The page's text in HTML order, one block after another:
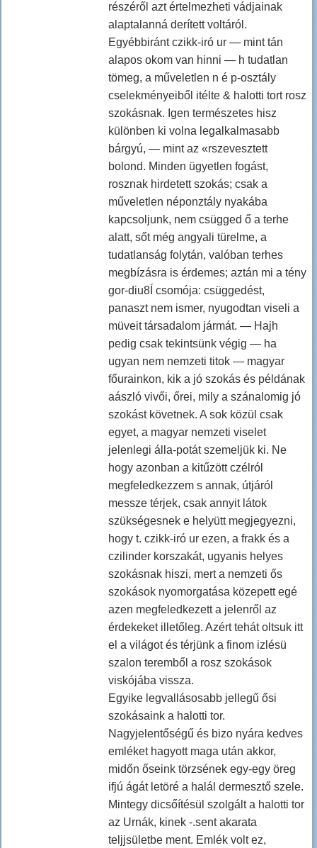
részéről azt értelmezheti vádjainak
alaptalanná derített voltáról.
Egyébbiránt czikk-iró ur — mint tán
alapos okom van hinni — h tudatlan
tömeg, a műveletlen n é p-osztály
cselekményeiből itélte & halotti tort rosz
szokásnak. Igen természetes hisz
különben ki volna legalkalmasabb
bárgyú, — mint az «rszevesztett
bolond. Minden ügyetlen fogást,
rosznak hirdetett szokás; csak a
műveletlen néponztály nyakába
kapcsoljunk, nem csügged ő a terhe
alatt, sőt még angyali türelme, a
tudatlanság folytán, valóban terhes
megbízásra is érdemes; aztán mi a tény
gor-diu8Í csomója: csüggedést,
panaszt nem ismer, nyugodtan viseli a
müveit társadalom jármát. — Hajh
pedig csak tekintsünk végig — ha
ugyan nem nemzeti titok — magyar
főurainkon, kik a jó szokás és példának
aászló vivői, őrei, mily a szánalomig jó
szokást követnek. A sok közül csak
egyet, a magyar nemzeti viselet
jelenlegi álla-potát szemeljük ki. Ne
hogy azonban a kitűzött czélról
megfeledkezzem s annak, útjáról
messze térjek, csak annyit látok
szükségesnek e helyütt megjegyezni,
hogy t. czikk-iró ur ezen, a frakk és a
czilinder korszakát, ugyanis helyes
szokásnak hiszi, mert a nemzeti ős
szokások nyomorgatása közepett egé
azen megfeledkezett a jelenről az
érdekeket illetőleg. Azért tehát oltsuk itt
el a világot és térjünk a finom izlésü
szalon teremből a rosz szokások
viskójába vissza.
Egyike legvallásosabb jellegű ősi
szokásaink a halotti tor.
Nagyjelentőségű és bizo nyára kedves
emléket hagyott maga után akkor,
midőn őseink törzsének egy-egy öreg
ifjú ágát letöré a halál dermesztő szele.
Mintegy dicsőítésül szolgált a halotti tor
az Urnák, kinek -.sent akarata
teljjsületbe ment. Emlék volt ez,